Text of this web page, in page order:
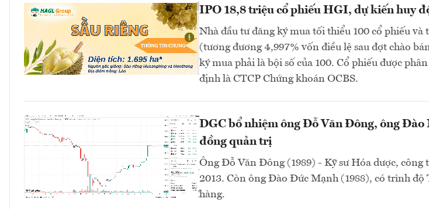
IPO 18,8 triệu cổ phiếu HGI, dự kiến huy
Nhà đầu tư đăng ký mua tối thiểu 100 cổ phiếu và
(tương đương 4,997% vốn điều lệ sau đợt chào
ký mua phải là bội số của 100. Cổ phiếu được
định là CTCP Chứng khoán OCBS.
DGC bổ nhiệm ông Đỗ Văn Đông, ông
đồng quản trị
Ông Đỗ Văn Đông (1989) - Kỹ sư Hóa dược, công
2013. Còn ông Đào Đức Mạnh (1988), có trình độ
hàng.